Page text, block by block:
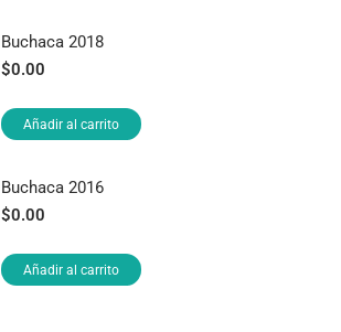
Buchaca 2018
$0.00
Añadir al carrito
Buchaca 2016
$0.00
Añadir al carrito